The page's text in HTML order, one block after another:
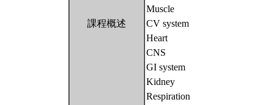
課程概述
Muscle
CV system
Heart
CNS
GI system
Kidney
Respiration